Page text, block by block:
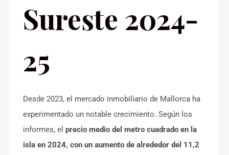
Sureste 2024-
25
Desde 2023, el mercado inmobiliario de Mallorca ha
experimentado un notable crecimiento. Según los
informes, el precio medio del metro cuadrado en la
isla en 2024, con un aumento de alrededor del 11,2